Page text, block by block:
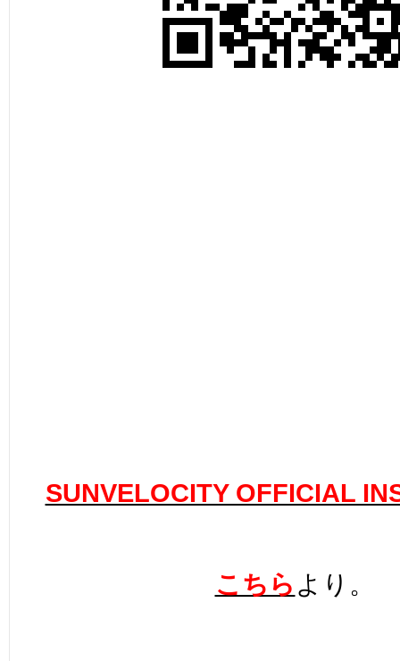
SUNVELOCITY OFFICIAL
こちら より。